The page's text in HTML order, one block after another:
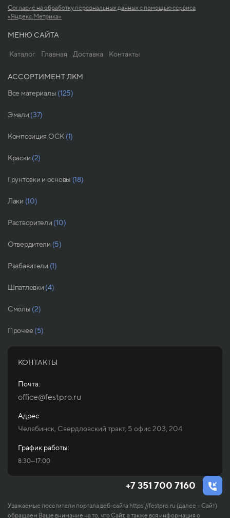
Согласие на обработку персональных данных с помощью сервиса
«Яндекс.Метрика»
МЕНЮ САЙТА
Каталог Главная Доставка Контакты
АССОРТИМЕНТ ЛКМ
Все материалы (125)
Эмали (37)
Композиция ОСК (1)
Краски (2)
Грунтовки и основы (18)
Лаки (10)
Растворители (10)
Отвердители (5)
Разбавители (1)
Шпатлевки (4)
Смолы (2)
Прочее (5)
КОНТАКТЫ
Почта:
office@festpro.ru
Адрес:
Челябинск, Свердловский тракт, 5 офис 203, 204
График работы:
8:30—17:00
+7 351 700 7160
Уважаемые посетители портала веб-сайта https://festpro.ru (далее – Сайт)
обращаем Ваше внимание на то, что Сайт, а также вся информация о